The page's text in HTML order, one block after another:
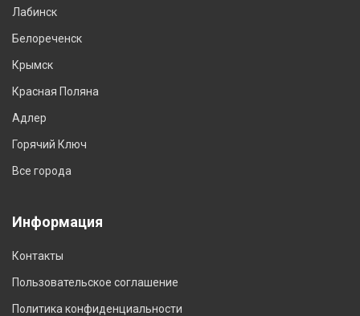
Лабинск
Белореченск
Крымск
Красная Поляна
Адлер
Горячий Ключ
Все города
Информация
Контакты
Пользовательское соглашение
Политика конфиденциальности